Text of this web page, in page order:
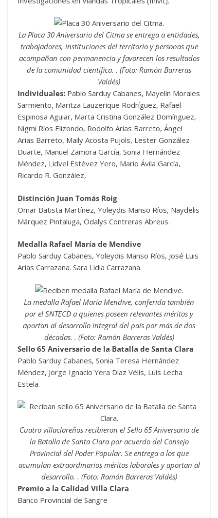
La Placa 30 Aniversario del Citma se entrega a entidades,
trabajadores, instituciones del territorio y personas que
acompañan con permanencia y favorecen los resultados
de la comunidad científica. . (Foto: Ramón Barreras
Valdés)
Individuales: Pablo Sarduy Cabanes, Mayelín Morales
Sarmiento, Maritza Lauzerique Rodríguez, Rafael
Espinosa Aguiar, Marta Cristina González Domínguez,
Nigmi Ríos Elizondo, Rodolfo Arias Barreto, Ángel
Arias Barreto, Maily Acosta Pujols, Lester González
Duarte, Manuel Zamora García, Sonia Hernández
Méndez, Lidvel Estévez Yero, Mario Ávila García,
Ricardo R. González,
Distinción Juan Tomás Roig
Omar Batista Martínez, Yoleydis Manso Ríos, Naydelis
Márquez Pintaluga, Odalys Contreras Abreus.
Medalla Rafael María de Mendive
Pablo Sarduy Cabanes, Yoleydis Manso Ríos, José Luis
Arias Carrazana. Sara Lidia Carrazana.
La medalla Rafael María Mendive, conferida también
por el SNTECD a quienes poseen relevantes méritos y
aportan al desarrollo integral del país por más de dos
décadas. . (Foto: Ramón Barreras Valdés)
Sello 65 Aniversario de la Batalla de Santa Clara
Pablo Sarduy Cabanes, Sonia Teresa Hernández
Méndez, Jorge Ignacio Yera Díaz Vélis, Luis Lecha
Estela.
Cuatro villaclareños recibieron el Sello 65 Aniversario de
la Batalla de Santa Clara por acuerdo del Consejo
Provincial del Poder Popular. Se entrega a los que
acumulan extraordinarios méritos laborales y aportan al
desarrollo. . (Foto: Ramón Barreras Valdés)
Premio a la Calidad Villa Clara
Banco Provincial de Sangre